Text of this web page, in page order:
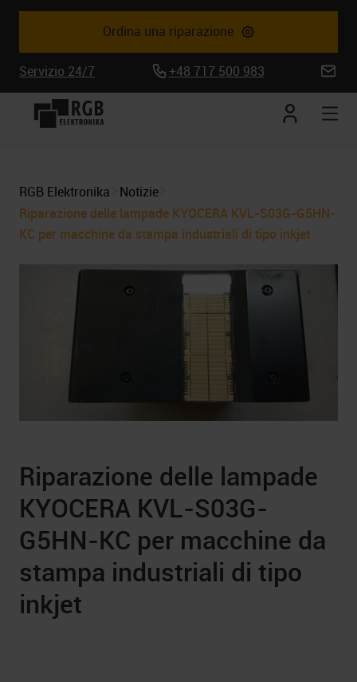
Ordina una riparazione
Servizio 24/7 +48 717 500 983
Conto
RGB Elektronika
Notizie
Riparazione delle lampade KYOCERA KVL-S03G-G5HN-
KC per macchine da stampa industriali di tipo inkjet
Riparazione delle lampade
KYOCERA KVL-S03G-
G5HN-KC per macchine da
stampa industriali di tipo
inkjet